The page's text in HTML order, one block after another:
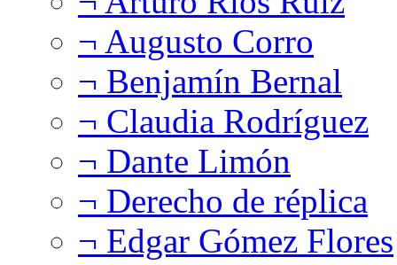
¬ Augusto Corro
¬ Benjamín Bernal
¬ Claudia Rodríguez
¬ Dante Limón
¬ Derecho de réplica
¬ Edgar Gómez Flores